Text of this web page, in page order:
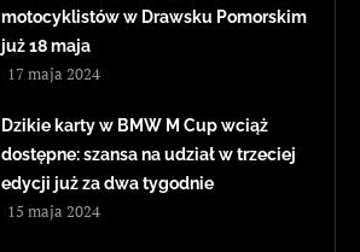
motocyklistów w Drawsku Pomorskim
już 18 maja
17 maja 2024
Dzikie karty w BMW M Cup wciąż
dostępne: szansa na udział w trzeciej
edycji już za dwa tygodnie
15 maja 2024